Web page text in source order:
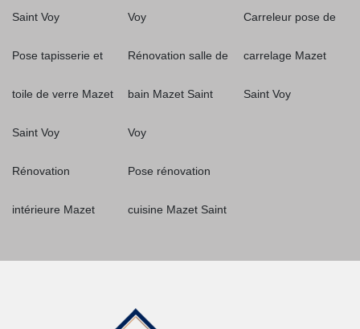
Saint Voy
Pose tapisserie et
toile de verre Mazet
Saint Voy
Rénovation
intérieure Mazet
Voy
Rénovation salle de
bain Mazet Saint
Voy
Pose rénovation
cuisine Mazet Saint
Carreleur pose de
carrelage Mazet
Saint Voy